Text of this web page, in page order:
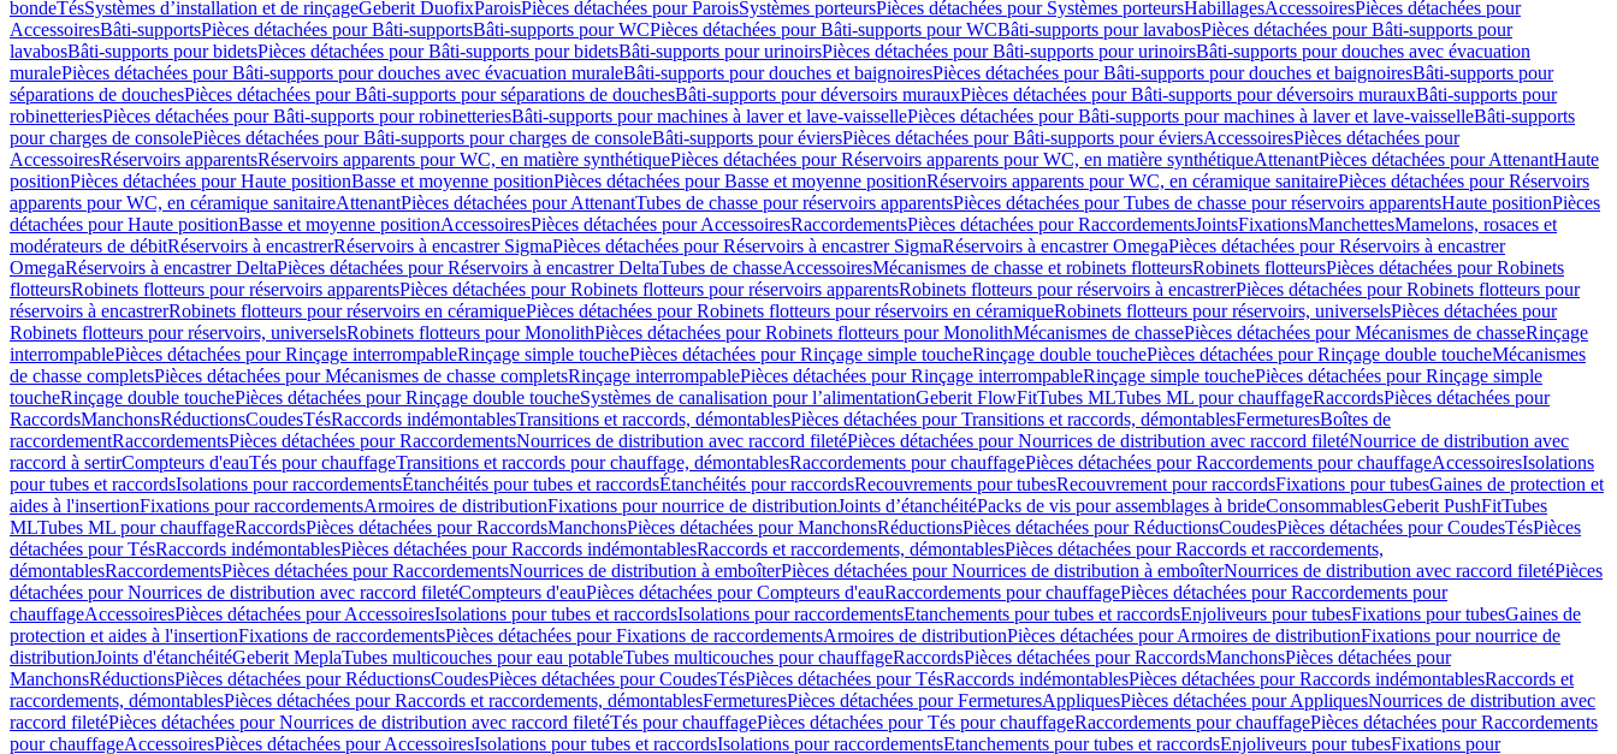
bondeTésSystèmes d’installation et de rinçageGeberit DuofixParoisPièces détachées pour ParoisSystèmes porteursPièces détachées pour Systèmes porteursHabillagesAccessoiresPièces détachées pour
AccessoiresBâti-supportsPièces détachées pour Bâti-supportsBâti-supports pour WCPièces détachées pour Bâti-supports pour WCBâti-supports pour lavabosPièces détachées pour Bâti-supports pour
lavabosBâti-supports pour bidetsPièces détachées pour Bâti-supports pour bidetsBâti-supports pour urinoirsPièces détachées pour Bâti-supports pour urinoirsBâti-supports pour douches avec évacuation
muralePièces détachées pour Bâti-supports pour douches avec évacuation muraleBâti-supports pour douches et baignoiresPièces détachées pour Bâti-supports pour douches et baignoiresBâti-supports pour
séparations de douchesPièces détachées pour Bâti-supports pour séparations de douchesBâti-supports pour déversoirs murauxPièces détachées pour Bâti-supports pour déversoirs murauxBâti-supports pour
robinetteriesPièces détachées pour Bâti-supports pour robinetteriesBâti-supports pour machines à laver et lave-vaissellePièces détachées pour Bâti-supports pour machines à laver et lave-vaisselleBâti-supports
pour charges de consolePièces détachées pour Bâti-supports pour charges de consoleBâti-supports pour éviersPièces détachées pour Bâti-supports pour éviersAccessoiresPièces détachées pour
AccessoiresRéservoirs apparentsRéservoirs apparents pour WC, en matière synthétiquePièces détachées pour Réservoirs apparents pour WC, en matière synthétiqueAttenantPièces détachées pour AttenantHaute
positionPièces détachées pour Haute positionBasse et moyenne positionPièces détachées pour Basse et moyenne positionRéservoirs apparents pour WC, en céramique sanitairePièces détachées pour Réservoirs
apparents pour WC, en céramique sanitaireAttenantPièces détachées pour AttenantTubes de chasse pour réservoirs apparentsPièces détachées pour Tubes de chasse pour réservoirs apparentsHaute positionPièces
détachées pour Haute positionBasse et moyenne positionAccessoiresPièces détachées pour AccessoiresRaccordementsPièces détachées pour RaccordementsJointsFixationsManchettesMamelons, rosaces et
modérateurs de débitRéservoirs à encastrerRéservoirs à encastrer SigmaPièces détachées pour Réservoirs à encastrer SigmaRéservoirs à encastrer OmegaPièces détachées pour Réservoirs à encastrer
OmegaRéservoirs à encastrer DeltaPièces détachées pour Réservoirs à encastrer DeltaTubes de chasseAccessoiresMécanismes de chasse et robinets flotteursRobinets flotteursPièces détachées pour Robinets
flotteursRobinets flotteurs pour réservoirs apparentsPièces détachées pour Robinets flotteurs pour réservoirs apparentsRobinets flotteurs pour réservoirs à encastrerPièces détachées pour Robinets flotteurs pour
réservoirs à encastrerRobinets flotteurs pour réservoirs en céramiquePièces détachées pour Robinets flotteurs pour réservoirs en céramiqueRobinets flotteurs pour réservoirs, universelsPièces détachées pour
Robinets flotteurs pour réservoirs, universelsRobinets flotteurs pour MonolithPièces détachées pour Robinets flotteurs pour MonolithMécanismes de chassePièces détachées pour Mécanismes de chasseRinçage
interrompablePièces détachées pour Rinçage interrompableRinçage simple touchePièces détachées pour Rinçage simple toucheRinçage double touchePièces détachées pour Rinçage double toucheMécanismes
de chasse completsPièces détachées pour Mécanismes de chasse completsRinçage interrompablePièces détachées pour Rinçage interrompableRinçage simple touchePièces détachées pour Rinçage simple
toucheRinçage double touchePièces détachées pour Rinçage double toucheSystèmes de canalisation pour l’alimentationGeberit FlowFitTubes MLTubes ML pour chauffageRaccordsPièces détachées pour
RaccordsManchonsRéductionsCoudesTésRaccords indémontablesTransitions et raccords, démontablesPièces détachées pour Transitions et raccords, démontablesFermeturesBoîtes de
raccordementRaccordementsPièces détachées pour RaccordementsNourrices de distribution avec raccord filetéPièces détachées pour Nourrices de distribution avec raccord filetéNourrice de distribution avec
raccord à sertirCompteurs d'eauTés pour chauffageTransitions et raccords pour chauffage, démontablesRaccordements pour chauffagePièces détachées pour Raccordements pour chauffageAccessoiresIsolations
pour tubes et raccordsIsolations pour raccordementsÉtanchéités pour tubes et raccordsÉtanchéités pour raccordsRecouvrements pour tubesRecouvrement pour raccordsFixations pour tubesGaines de protection et
aides à l'insertionFixations pour raccordementsArmoires de distributionFixations pour nourrice de distributionJoints d’étanchéitéPacks de vis pour assemblages à brideConsommablesGeberit PushFitTubes
MLTubes ML pour chauffageRaccordsPièces détachées pour RaccordsManchonsPièces détachées pour ManchonsRéductionsPièces détachées pour RéductionsCoudesPièces détachées pour CoudesTésPièces
détachées pour TésRaccords indémontablesPièces détachées pour Raccords indémontablesRaccords et raccordements, démontablesPièces détachées pour Raccords et raccordements,
démontablesRaccordementsPièces détachées pour RaccordementsNourrices de distribution à emboîterPièces détachées pour Nourrices de distribution à emboîterNourrices de distribution avec raccord filetéPièces
détachées pour Nourrices de distribution avec raccord filetéCompteurs d'eauPièces détachées pour Compteurs d'eauRaccordements pour chauffagePièces détachées pour Raccordements pour
chauffageAccessoiresPièces détachées pour AccessoiresIsolations pour tubes et raccordsIsolations pour raccordementsEtanchements pour tubes et raccordsEnjoliveurs pour tubesFixations pour tubesGaines de
protection et aides à l'insertionFixations de raccordementsPièces détachées pour Fixations de raccordementsArmoires de distributionPièces détachées pour Armoires de distributionFixations pour nourrice de
distributionJoints d'étanchéitéGeberit MeplaTubes multicouches pour eau potableTubes multicouches pour chauffageRaccordsPièces détachées pour RaccordsManchonsPièces détachées pour
ManchonsRéductionsPièces détachées pour RéductionsCoudesPièces détachées pour CoudesTésPièces détachées pour TésRaccords indémontablesPièces détachées pour Raccords indémontablesRaccords et
raccordements, démontablesPièces détachées pour Raccords et raccordements, démontablesFermeturesPièces détachées pour FermeturesAppliquesPièces détachées pour AppliquesNourrices de distribution avec
raccord filetéPièces détachées pour Nourrices de distribution avec raccord filetéTés pour chauffagePièces détachées pour Tés pour chauffageRaccordements pour chauffagePièces détachées pour Raccordements
pour chauffageAccessoiresPièces détachées pour AccessoiresIsolations pour tubes et raccordsIsolations pour raccordementsEtanchements pour tubes et raccordsEnjoliveurs pour tubesFixations pour